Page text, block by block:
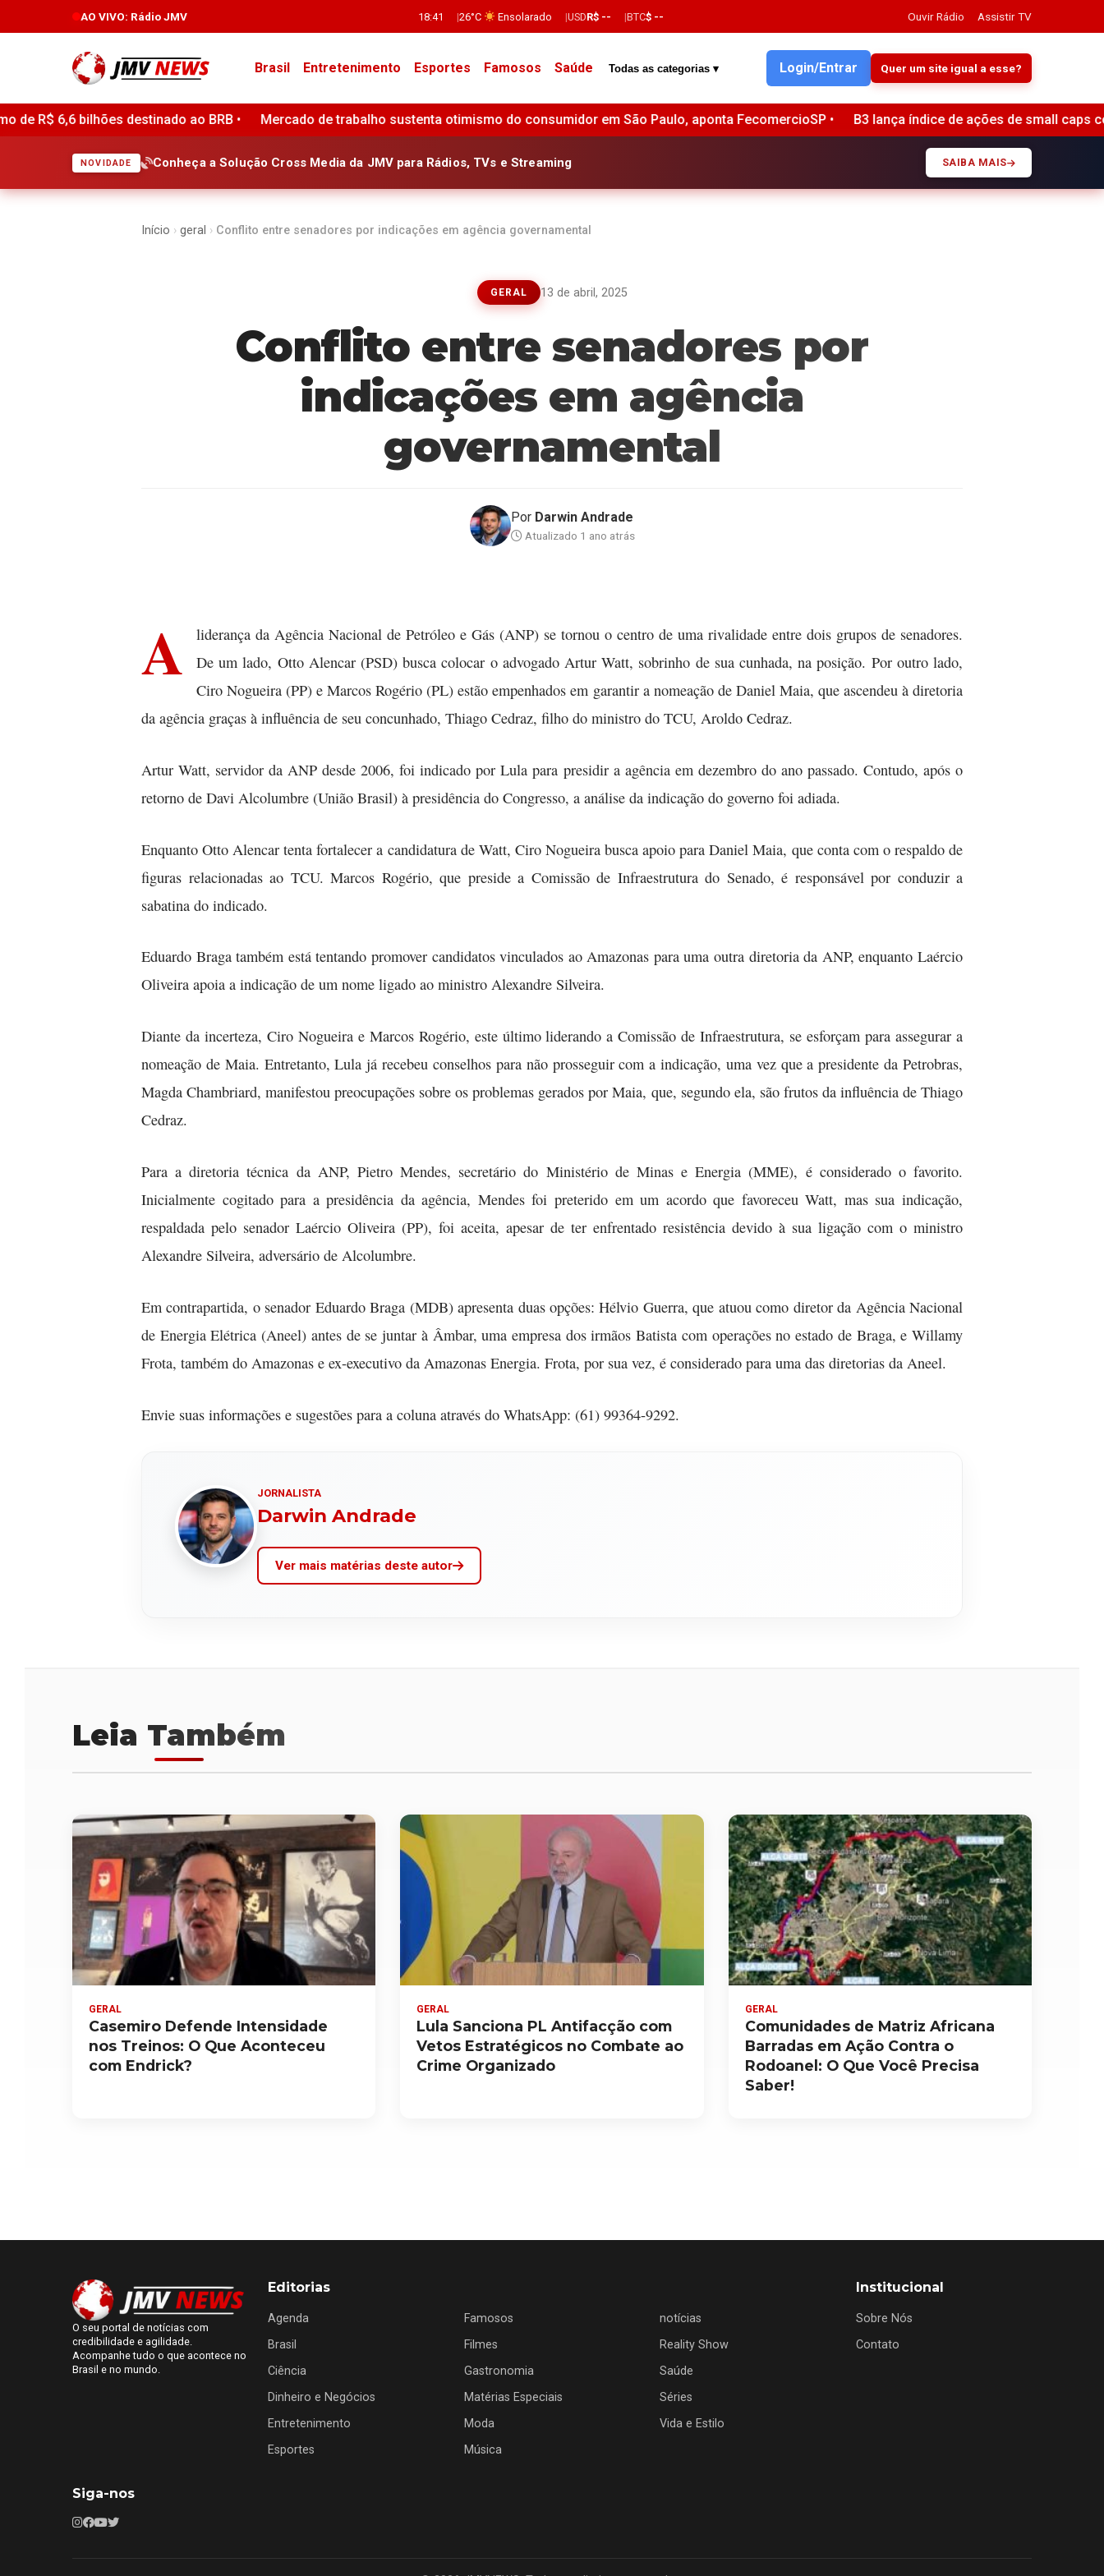
AO VIVO: Rádio JMV 18:41 26°C Ensolarado USDR$ -- BTC$ -- Ouvir Rádio Assistir TV
Brasil Entretenimento Esportes Famosos Saúde Todas as categorias ▾ Login/Entrar Quer um site igual a esse?
ao BRB • Mercado de trabalho sustenta otimismo do consumidor em São Paulo, aponta FecomercioSP • B3 lança índice de ações de small caps com foco em menor
NOVIDADE Conheça a Solução Cross Media da JMV para Rádios, TVs e Streaming SAIBA MAIS
Início › geral › Conflito entre senadores por indicações em agência governamental
GERAL 13 de abril, 2025
Conflito entre senadores por
indicações em agência
governamental
Por Darwin Andrade
Atualizado 1 ano atrás
A
liderança da Agência Nacional de Petróleo e Gás (ANP) se tornou o centro de uma rivalidade entre dois grupos de senadores.
De um lado, Otto Alencar (PSD) busca colocar o advogado Artur Watt, sobrinho de sua cunhada, na posição. Por outro lado,
Ciro Nogueira (PP) e Marcos Rogério (PL) estão empenhados em garantir a nomeação de Daniel Maia, que ascendeu à diretoria
da agência graças à influência de seu concunhado, Thiago Cedraz, filho do ministro do TCU, Aroldo Cedraz.
Artur Watt, servidor da ANP desde 2006, foi indicado por Lula para presidir a agência em dezembro do ano passado. Contudo, após o
retorno de Davi Alcolumbre (União Brasil) à presidência do Congresso, a análise da indicação do governo foi adiada.
Enquanto Otto Alencar tenta fortalecer a candidatura de Watt, Ciro Nogueira busca apoio para Daniel Maia, que conta com o respaldo de
figuras relacionadas ao TCU. Marcos Rogério, que preside a Comissão de Infraestrutura do Senado, é responsável por conduzir a
sabatina do indicado.
Eduardo Braga também está tentando promover candidatos vinculados ao Amazonas para uma outra diretoria da ANP, enquanto Laércio
Oliveira apoia a indicação de um nome ligado ao ministro Alexandre Silveira.
Diante da incerteza, Ciro Nogueira e Marcos Rogério, este último liderando a Comissão de Infraestrutura, se esforçam para assegurar a
nomeação de Maia. Entretanto, Lula já recebeu conselhos para não prosseguir com a indicação, uma vez que a presidente da Petrobras,
Magda Chambriard, manifestou preocupações sobre os problemas gerados por Maia, que, segundo ela, são frutos da influência de Thiago
Cedraz.
Para a diretoria técnica da ANP, Pietro Mendes, secretário do Ministério de Minas e Energia (MME), é considerado o favorito.
Inicialmente cogitado para a presidência da agência, Mendes foi preterido em um acordo que favoreceu Watt, mas sua indicação,
respaldada pelo senador Laércio Oliveira (PP), foi aceita, apesar de ter enfrentado resistência devido à sua ligação com o ministro
Alexandre Silveira, adversário de Alcolumbre.
Em contrapartida, o senador Eduardo Braga (MDB) apresenta duas opções: Hélvio Guerra, que atuou como diretor da Agência Nacional
de Energia Elétrica (Aneel) antes de se juntar à Âmbar, uma empresa dos irmãos Batista com operações no estado de Braga, e Willamy
Frota, também do Amazonas e ex-executivo da Amazonas Energia. Frota, por sua vez, é considerado para uma das diretorias da Aneel.
Envie suas informações e sugestões para a coluna através do WhatsApp: (61) 99364-9292.
JORNALISTA
Darwin Andrade
Ver mais matérias deste autor
Leia Também
GERAL
Casemiro Defende Intensidade
nos Treinos: O Que Aconteceu
com Endrick?
GERAL
Lula Sanciona PL Antifacção com
Vetos Estratégicos no Combate ao
Crime Organizado
GERAL
Comunidades de Matriz Africana
Barradas em Ação Contra o
Rodoanel: O Que Você Precisa
Saber!
O seu portal de notícias com
credibilidade e agilidade.
Acompanhe tudo o que acontece no
Brasil e no mundo.
Editorias
Agenda
Brasil
Ciência
Dinheiro e Negócios
Entretenimento
Esportes
Famosos
Filmes
Gastronomia
Matérias Especiais
Moda
Música
notícias
Reality Show
Saúde
Séries
Vida e Estilo
Institucional
Sobre Nós
Contato
Siga-nos